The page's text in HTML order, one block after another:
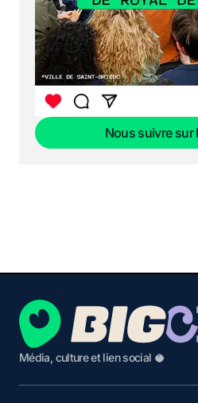
Nous suivre sur
Média, culture et lien social 🥥